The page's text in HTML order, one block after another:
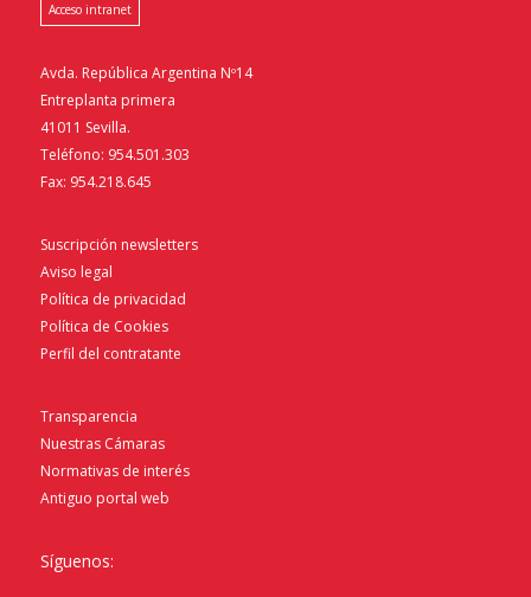
Acceso intranet
Avda. República Argentina Nº14
Entreplanta primera
41011 Sevilla.
Teléfono: 954.501.303
Fax: 954.218.645
Suscripción newsletters
Aviso legal
Política de privacidad
Política de Cookies
Perfil del contratante
Transparencia
Nuestras Cámaras
Normativas de interés
Antiguo portal web
Síguenos: